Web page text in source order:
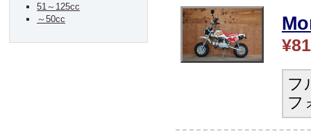
フ
フ
51～125cc
～50cc